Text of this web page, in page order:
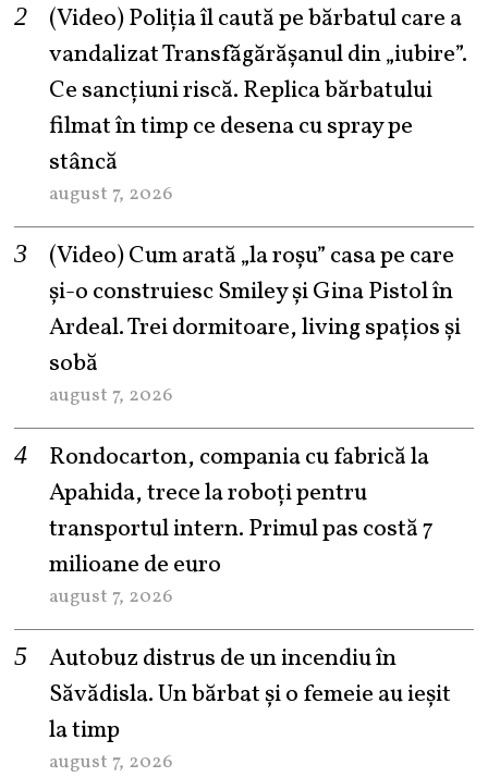
(Video) Poliția îl caută pe bărbatul care a
vandalizat Transfăgărășanul din „iubire”.
Ce sancțiuni riscă. Replica bărbatului
filmat în timp ce desena cu spray pe
stâncă
august 7, 2026
(Video) Cum arată „la roşu” casa pe care
şi-o construiesc Smiley şi Gina Pistol în
Ardeal. Trei dormitoare, living spațios și
sobă
august 7, 2026
Rondocarton, compania cu fabrică la
Apahida, trece la roboți pentru
transportul intern. Primul pas costă 7
milioane de euro
august 7, 2026
Autobuz distrus de un incendiu în
Săvădisla. Un bărbat și o femeie au ieșit
la timp
august 7, 2026